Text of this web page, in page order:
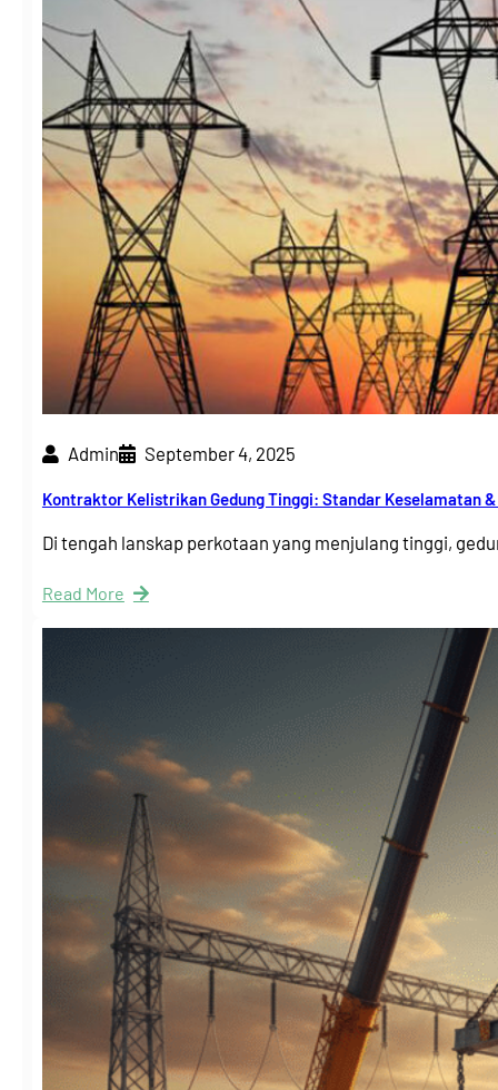
Admin September 4, 2025
Kontraktor Kelistrikan Gedung Tinggi: Standar Keselamatan
Di tengah lanskap perkotaan yang menjulang tinggi,
Read More